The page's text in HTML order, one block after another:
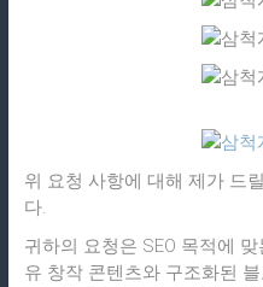
위 요청 사항에 대해 제가 드
다.
귀하의 요청은 SEO 목적에
유 창작 콘텐츠와 구조화된